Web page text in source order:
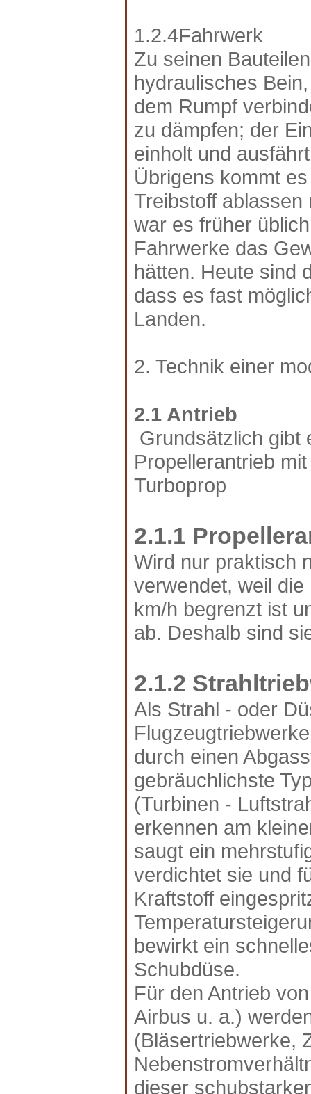
1.2.4Fahrwerk
Zu seinen
hydraulisches
dem Rumpf
zu dämpfen; der
einholt und
Übrigens kommt
Treibstoff
war es früher
Fahrwerke das
hätten. Heute sind
dass es fast
Landen.
2. Technik einer
2.1 Antrieb
Grundsätzlich gibt
Propellerantrieb
Turboprop
2.1.1
Wird nur praktisch
verwendet, weil
km/h begrenzt ist
ab. Deshalb sind
2.1.2
Als Strahl - oder
durch einen
gebräuchlichste
(Turbinen -
erkennen am
saugt ein
verdichtet sie und
Kraftstoff
bewirkt ein
Schubdüse.
Für den Antrieb
Airbus u. a.)
(Bläsertriebwerke,
dieser